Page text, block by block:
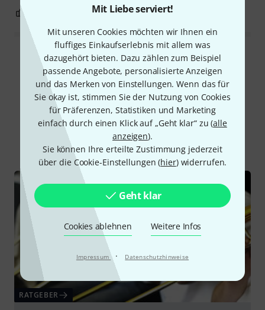
Mit Liebe serviert!
Mit unseren Cookies möchten wir Ihnen ein
fluffiges Einkaufserlebnis mit allem was
dazugehört bieten. Dazu zählen zum Beispiel
passende Angebote, personalisierte Anzeigen
und das Merken von Einstellungen. Wenn das für
Sie okay ist, stimmen Sie der Nutzung von Cookies
für Präferenzen, Statistiken und Marketing
einfach durch einen Klick auf „Geht klar“ zu (alle
anzeigen).
Sie können Ihre erteilte Zustimmung jederzeit
über die Cookie-Einstellungen (hier) widerrufen.
Geht klar
Cookies ablehnen Weitere Infos
Impressum · Datenschutzhinweise
BEWERTUNG MELDEN
Alle Bewertungen lesen
Schon gewusst?
Alle Ratgeber
RATGEBER